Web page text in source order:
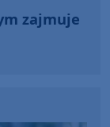
zajmuje